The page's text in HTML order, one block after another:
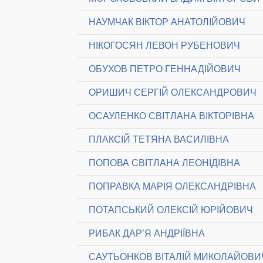
НАУМЧАК ВІКТОР АНАТОЛІЙОВИЧ
НІКОГОСЯН ЛЕВОН РУБЕНОВИЧ
ОБУХОВ ПЕТРО ГЕННАДІЙОВИЧ
ОРИШИЧ СЕРГІЙ ОЛЕКСАНДРОВИЧ
ОСАУЛЕНКО СВІТЛАНА ВІКТОРІВНА
ПЛАКСІЙ ТЕТЯНА ВАСИЛІВНА
ПОПОВА СВІТЛАНА ЛЕОНІДІВНА
ПОПРАВКА МАРІЯ ОЛЕКСАНДРІВНА
ПОТАПСЬКИЙ ОЛЕКСІЙ ЮРІЙОВИЧ
РИБАК ДАР’Я АНДРІЇВНА
САУТЬОНКОВ ВІТАЛІЙ